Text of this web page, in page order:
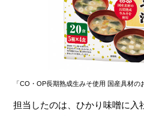
「CO・OP長期熟成生みそ使用 国産具材の
担当したのは、ひかり味噌に入